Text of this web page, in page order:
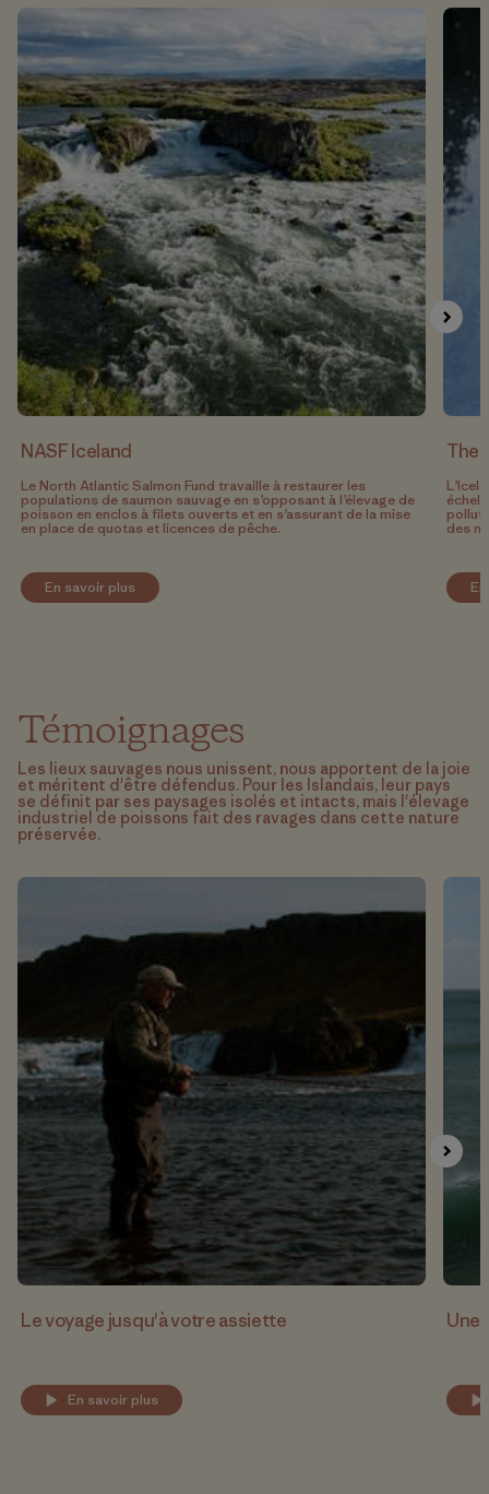
NASF Iceland
Le North Atlantic Salmon Fund travaille à restaurer les
populations de saumon sauvage en s’opposant à l’élevage de
poisson en enclos à filets ouverts et en s’assurant de la mise
en place de quotas et licences de pêche.
En savoir plus
The
des
Témoignages
Les lieux sauvages nous unissent, nous apportent de la joie
et méritent d'être défendus. Pour les Islandais, leur pays
se définit par ses paysages isolés et intacts, mais l'élevage
industriel de poissons fait des ravages dans cette nature
préservée.
Le voyage jusqu'à votre assiette
En savoir plus
Une